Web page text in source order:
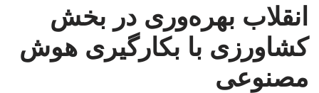
انقلاب بهره‌وری در بخش
کشاورزی با بکارگیری هوش
مصنوعی